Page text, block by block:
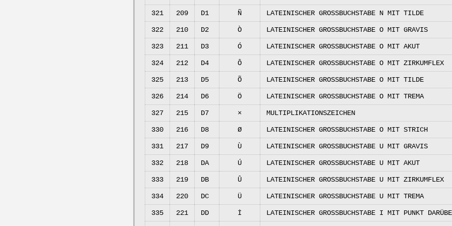
321 209 D1 Ñ LATEINISCHER GROSSBUCHSTABE N MIT TILDE
322 210 D2 Ò LATEINISCHER GROSSBUCHSTABE O MIT GRAVIS
323 211 D3 Ó LATEINISCHER GROSSBUCHSTABE O MIT AKUT
324 212 D4 Ô LATEINISCHER GROSSBUCHSTABE O MIT ZIRKUMFLEX
325 213 D5 Õ LATEINISCHER GROSSBUCHSTABE O MIT TILDE
326 214 D6 Ö LATEINISCHER GROSSBUCHSTABE O MIT TREMA
327 215 D7 × MULTIPLIKATIONSZEICHEN
330 216 D8 Ø LATEINISCHER GROSSBUCHSTABE O MIT STRICH
331 217 D9 Ù LATEINISCHER GROSSBUCHSTABE U MIT GRAVIS
332 218 DA Ú LATEINISCHER GROSSBUCHSTABE U MIT AKUT
333 219 DB Û LATEINISCHER GROSSBUCHSTABE U MIT ZIRKUMFLEX
334 220 DC Ü LATEINISCHER GROSSBUCHSTABE U MIT TREMA
335 221 DD İ LATEINISCHER GROSSBUCHSTABE I MIT PUNKT